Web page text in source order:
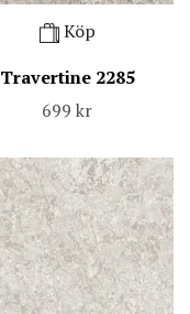
Köp
Travertine 2285
699 kr